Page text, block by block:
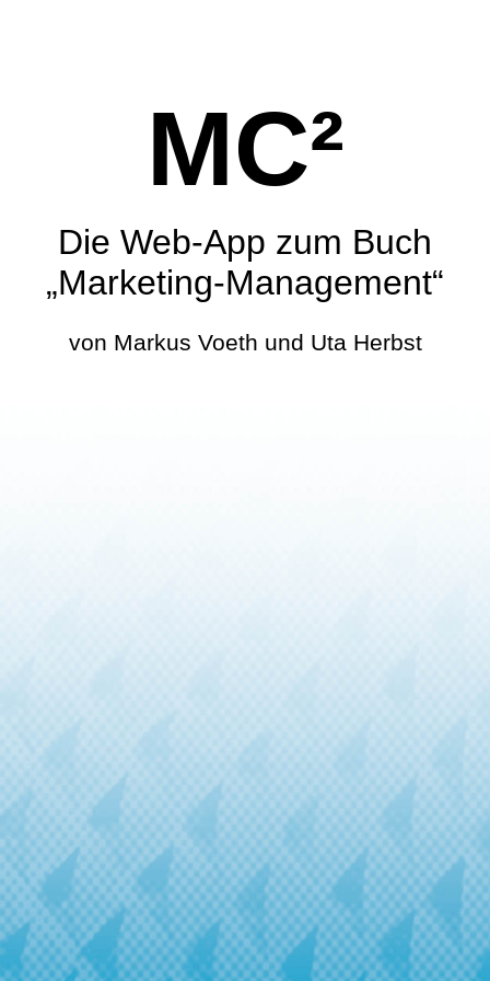
MC²
Die Web-App zum Buch
„Marketing-Management“
von Markus Voeth und Uta Herbst